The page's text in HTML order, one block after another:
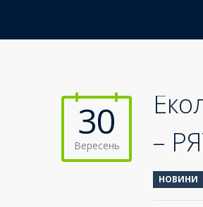
30
Вересень
–
НОВИНИ